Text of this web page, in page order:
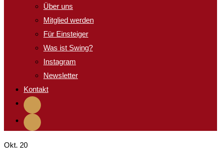
Über uns
Mitglied werden
Für Einsteiger
Was ist Swing?
Instagram
Newsletter
Kontakt
Okt. 20